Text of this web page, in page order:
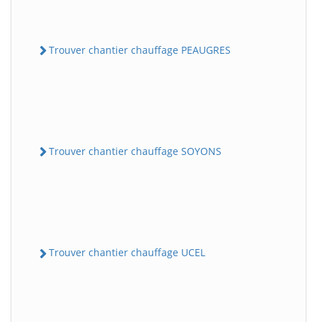
Trouver chantier chauffage PEAUGRES
Trouver chantier chauffage SOYONS
Trouver chantier chauffage UCEL